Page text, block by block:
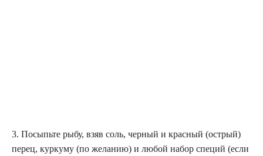
3. Посыпьте рыбу, взяв соль, черный и красный (острый)
перец, куркуму (по желанию) и любой набор специй (если